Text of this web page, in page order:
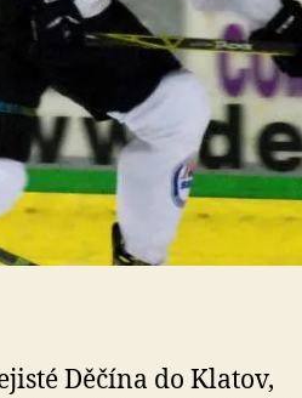
Děčína do Klatov,